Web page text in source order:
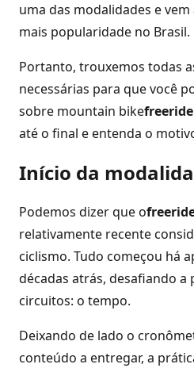
uma das modalidades e
mais popularidade no Brasil.
Portanto, trouxemos todas
necessárias para que você
sobre mountain bikefreeride
até o final e entenda o
Início da
Podemos dizer que o
relativamente recente
ciclismo. Tudo começou há
décadas atrás, desafiando
circuitos: o tempo.
Deixando de lado o
conteúdo a entregar, a